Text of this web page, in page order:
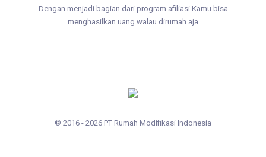
Dengan menjadi bagian dari program afiliasi Kamu bisa
menghasilkan uang walau dirumah aja
© 2016 - 2026 PT Rumah Modifikasi Indonesia